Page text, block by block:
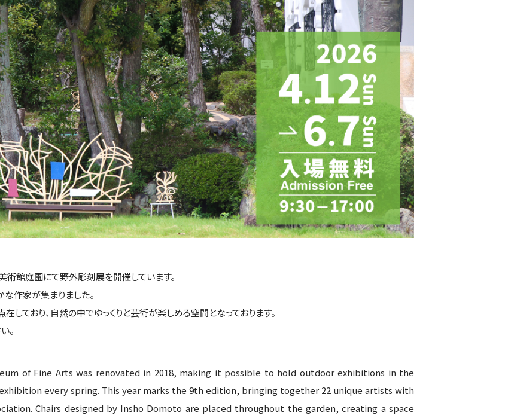
術館庭園にて野外彫刻展を開催しています。
作家が集まりました。
ており、自然の中でゆっくりと芸術が楽しめる空間となっております。
。
of Fine Arts was renovated in 2018, making it possible to hold outdoor exhibitions in the
every spring. This year marks the 9th edition, bringing together 22 unique artists with
Chairs designed by Insho Domoto are placed throughout the garden, creating a space